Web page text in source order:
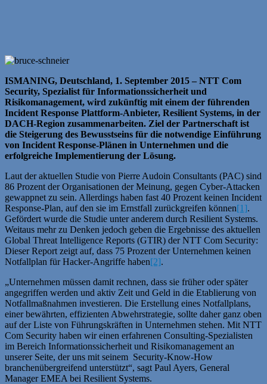
ISMANING, Deutschland, 1. September 2015 – NTT Com
Security, Spezialist für Informationssicherheit und
Risikomanagement, wird zukünftig mit einem der führenden
Incident Response Plattform-Anbieter, Resilient Systems, in der
DACH-Region zusammenarbeiten. Ziel der Partnerschaft ist
die Steigerung des Bewusstseins für die notwendige Einführung
von Incident Response-Plänen in Unternehmen und die
erfolgreiche Implementierung der Lösung.
Laut der aktuellen Studie von Pierre Audoin Consultants (PAC) sind
86 Prozent der Organisationen der Meinung, gegen Cyber-Attacken
gewappnet zu sein. Allerdings haben fast 40 Prozent keinen Incident
Response-Plan, auf den sie im Ernstfall zurückgreifen können[1].
Gefördert wurde die Studie unter anderem durch Resilient Systems.
Weitaus mehr zu Denken jedoch geben die Ergebnisse des aktuellen
Global Threat Intelligence Reports (GTIR) der NTT Com Security:
Dieser Report zeigt auf, dass 75 Prozent der Unternehmen keinen
Notfallplan für Hacker-Angriffe haben[2].
„Unternehmen müssen damit rechnen, dass sie früher oder später
angegriffen werden und aktiv Zeit und Geld in die Etablierung von
Notfallmaßnahmen investieren. Die Erstellung eines Notfallplans,
einer bewährten, effizienten Abwehrstrategie, sollte daher ganz oben
auf der Liste von Führungskräften in Unternehmen stehen. Mit NTT
Com Security haben wir einen erfahrenen Consulting-Spezialisten
im Bereich Informationssicherheit und Risikomanagement an
unserer Seite, der uns mit seinem Security-Know-How
branchenübergreifend unterstützt“, sagt Paul Ayers, General
Manager EMEA bei Resilient Systems.